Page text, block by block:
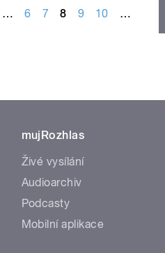
… 6 7 8 9 10 …
mujRozhlas
Živé vysílání
Audioarchiv
Podcasty
Mobilní aplikace